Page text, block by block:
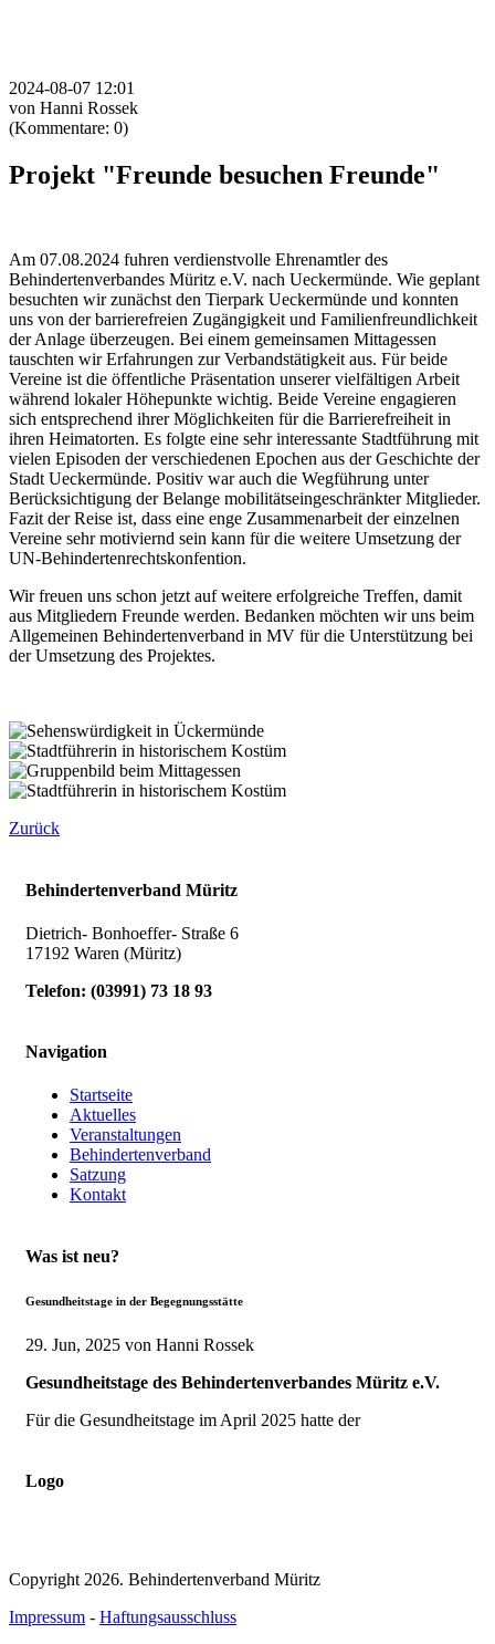
2024-08-07 12:01
von Hanni Rossek
(Kommentare: 0)
Projekt "Freunde besuchen Freunde"
Am 07.08.2024 fuhren verdienstvolle Ehrenamtler des
Behindertenverbandes Müritz e.V. nach Ueckermünde. Wie geplant
besuchten wir zunächst den Tierpark Ueckermünde und konnten
uns von der barrierefreien Zugängigkeit und Familienfreundlichkeit
der Anlage überzeugen. Bei einem gemeinsamen Mittagessen
tauschten wir Erfahrungen zur Verbandstätigkeit aus. Für beide
Vereine ist die öffentliche Präsentation unserer vielfältigen Arbeit
während lokaler Höhepunkte wichtig. Beide Vereine engagieren
sich entsprechend ihrer Möglichkeiten für die Barrierefreiheit in
ihren Heimatorten. Es folgte eine sehr interessante Stadtführung mit
vielen Episoden der verschiedenen Epochen aus der Geschichte der
Stadt Ueckermünde. Positiv war auch die Wegführung unter
Berücksichtigung der Belange mobilitätseingeschränkter Mitglieder.
Fazit der Reise ist, dass eine enge Zusammenarbeit der einzelnen
Vereine sehr motiviernd sein kann für die weitere Umsetzung der
UN-Behindertenrechtskonfention.
Wir freuen uns schon jetzt auf weitere erfolgreiche Treffen, damit
aus Mitgliedern Freunde werden. Bedanken möchten wir uns beim
Allgemeinen Behindertenverband in MV für die Unterstützung bei
der Umsetzung des Projektes.
Zurück
Behindertenverband Müritz
Dietrich- Bonhoeffer- Straße 6
17192 Waren (Müritz)
Telefon: (03991) 73 18 93
Navigation
Startseite
Aktuelles
Veranstaltungen
Behindertenverband
Satzung
Kontakt
Was ist neu?
Gesundheitstage in der Begegnungsstätte
29. Jun, 2025 von Hanni Rossek
Gesundheitstage des Behindertenverbandes Müritz e.V.
Für die Gesundheitstage im April 2025 hatte der
Logo
Copyright 2026. Behindertenverband Müritz
Impressum - Haftungsausschluss